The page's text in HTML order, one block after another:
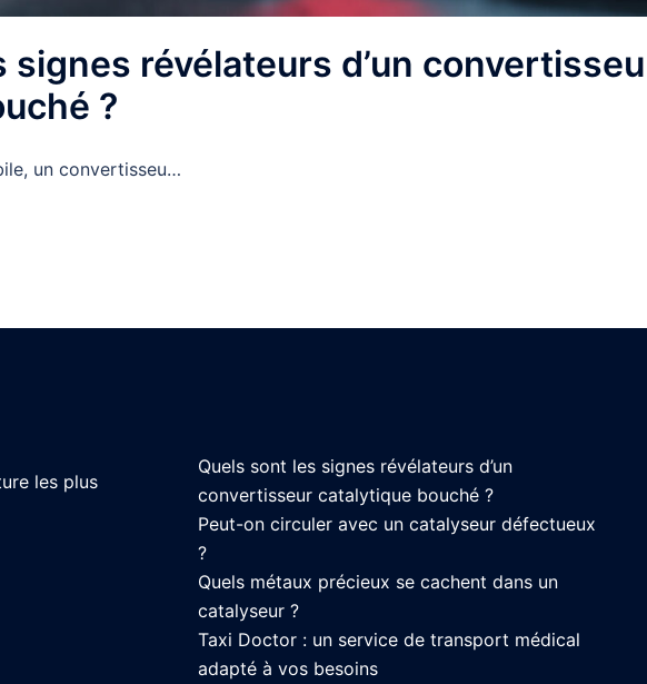
signes révélateurs d’un
?
un convertisseu…
les plus
Quels sont les signes révélateurs d’un
convertisseur catalytique bouché ?
Peut-on circuler avec un catalyseur défectueux
?
Quels métaux précieux se cachent dans un
catalyseur ?
Taxi Doctor : un service de transport médical
adapté à vos besoins